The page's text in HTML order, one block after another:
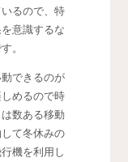
るので、特
意識するな
。
できるのが
めるので時
数ある移動
て冬休みの
機を利用し